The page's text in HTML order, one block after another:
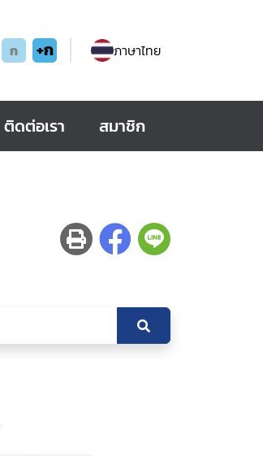
ก +ก ภาษาไทย
ติดต่อเรา สมาชิก